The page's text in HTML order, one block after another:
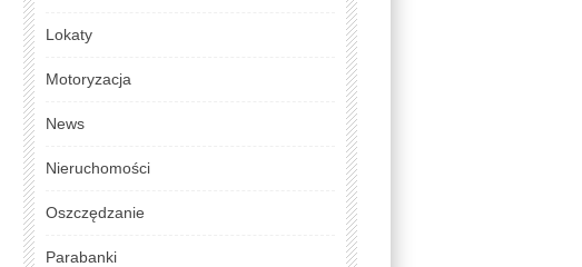
Lokaty
Motoryzacja
News
Nieruchomości
Oszczędzanie
Parabanki